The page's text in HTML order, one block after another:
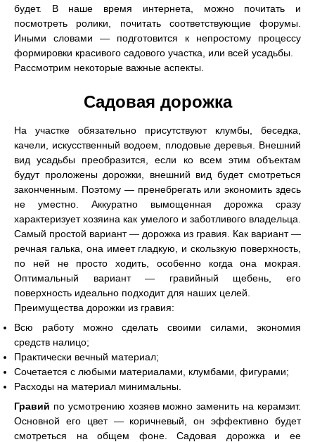
будет. В наше время интернета, можно почитать и
посмотреть ролики, почитать соответствующие форумы.
Иными словами — подготовится к непростому процессу
формировки красивого садового участка, или всей усадьбы.
Рассмотрим некоторые важные аспекты.
Садовая дорожка
На участке обязательно присутствуют клумбы, беседка,
качели, искусственный водоем, плодовые деревья. Внешний
вид усадьбы преобразится, если ко всем этим объектам
будут проложены дорожки, внешний вид будет смотреться
законченным. Поэтому — пренебрегать или экономить здесь
не уместно. Аккуратно вымощенная дорожка сразу
характеризует хозяина как умелого и заботливого владельца.
Самый простой вариант — дорожка из гравия. Как вариант —
речная галька, она имеет гладкую, и скользкую поверхность,
по ней не просто ходить, особенно когда она мокрая.
Оптимальный вариант — гравийный щебень, его
поверхность идеально подходит для наших целей.
Преимущества дорожки из гравия:
Всю работу можно сделать своими силами, экономия
средств налицо;
Практически вечный материал;
Сочетается с любыми материалами, клумбами, фигурами;
Расходы на материал минимальны.
Гравий по усмотрению хозяев можно заменить на керамзит.
Основной его цвет — коричневый, он эффективно будет
смотреться на общем фоне. Садовая дорожка и ее